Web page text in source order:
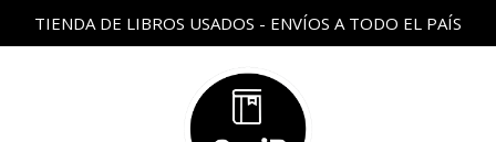
TIENDA DE LIBROS USADOS - ENVÍOS A TODO EL PAÍS